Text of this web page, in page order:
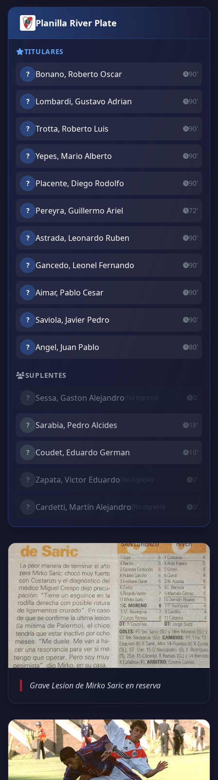
Planilla River Plate
TITULARES
? Bonano, Roberto Oscar 90'
? Lombardi, Gustavo Adrian 90'
? Trotta, Roberto Luis 90'
? Yepes, Mario Alberto 90'
? Placente, Diego Rodolfo 90'
? Pereyra, Guillermo Ariel 72'
? Astrada, Leonardo Ruben 90'
? Gancedo, Leonel Fernando 90'
? Aimar, Pablo Cesar 90'
? Saviola, Javier Pedro 90'
? Angel, Juan Pablo 80'
SUPLENTES
? Sessa, Gaston Alejandro(No ingresó) 0'
? Sarabia, Pedro Alcides 18'
? Coudet, Eduardo German 10'
? Zapata, Victor Eduardo(No ingresó) 0'
? Cardetti, Martín Alejandro(No ingresó) 0'
Grave Lesion de Mirko Saric en reserva